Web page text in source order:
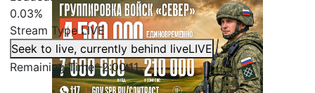
0.03%
Stream TypeLIVE
Seek to live, currently behind liveLIVE
Remaining Time-2:00:11